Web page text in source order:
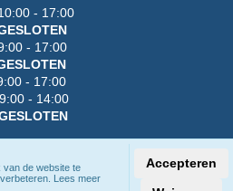
- 17:00
- 17:00
- 17:00
- 14:00
contact met ons op
- Alle rechten voorbehouden
van de website te
Lees meer
Accepteren